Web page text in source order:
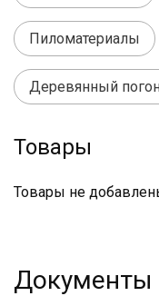
Пиломатериалы
Деревянный
Товары
Товары не
Документы